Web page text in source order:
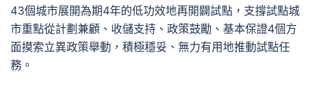
43個城市展開為期4年的低功效地再開闢試點，支撐試點城
市重點從計劃兼顧、收儲支持、政策鼓勵、基本保證4個方
面摸索立異政策舉動，積極穩妥、無力有用地推動試點任
務。